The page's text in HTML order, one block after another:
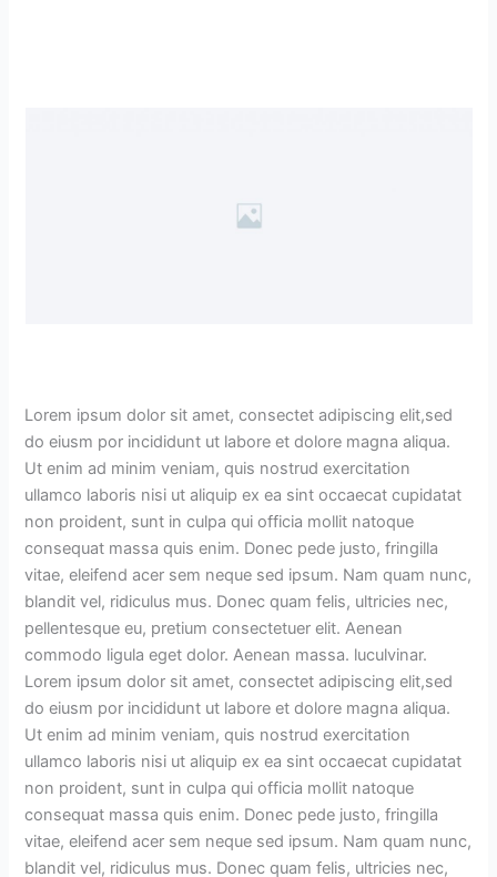
Lorem ipsum dolor sit amet, consectet adipiscing elit,sed
do eiusm por incididunt ut labore et dolore magna aliqua.
Ut enim ad minim veniam, quis nostrud exercitation
ullamco laboris nisi ut aliquip ex ea sint occaecat cupidatat
non proident, sunt in culpa qui officia mollit natoque
consequat massa quis enim. Donec pede justo, fringilla
vitae, eleifend acer sem neque sed ipsum. Nam quam nunc,
blandit vel, ridiculus mus. Donec quam felis, ultricies nec,
pellentesque eu, pretium consectetuer elit. Aenean
commodo ligula eget dolor. Aenean massa. luculvinar.
Lorem ipsum dolor sit amet, consectet adipiscing elit,sed
do eiusm por incididunt ut labore et dolore magna aliqua.
Ut enim ad minim veniam, quis nostrud exercitation
ullamco laboris nisi ut aliquip ex ea sint occaecat cupidatat
non proident, sunt in culpa qui officia mollit natoque
consequat massa quis enim. Donec pede justo, fringilla
vitae, eleifend acer sem neque sed ipsum. Nam quam nunc,
blandit vel, ridiculus mus. Donec quam felis, ultricies nec,